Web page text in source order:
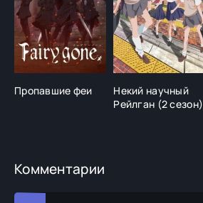
Пропавшие феи
Некий научный
Рейлган (2 сезон)
Комментарии